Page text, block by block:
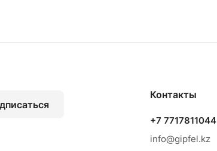
Контакты
+7 7717811044
info@gipfel.kz